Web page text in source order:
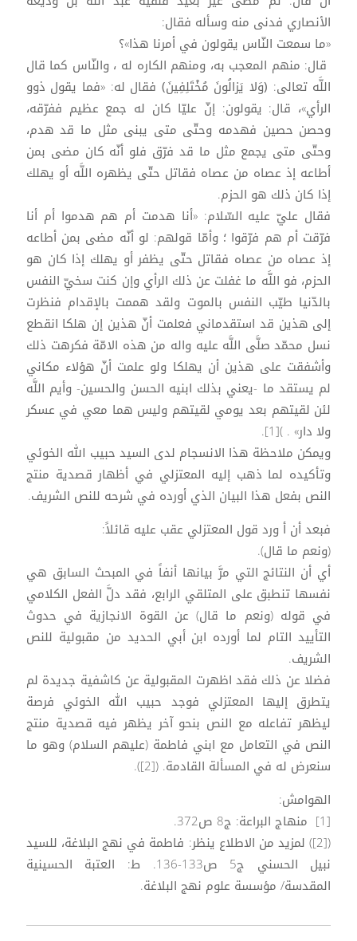
الأنصاري فدنى منه وسأله فقال:
«ما سمعت النّاس يقولون في أمرنا هذا»؟
قال: منهم المعجب به، ومنهم الكاره له ، والنّاس كما قال
اللَّه تعالى: ﴿وَلا يَزالُونَ مُخْتَلِفِينَ﴾ فقال له: «فما يقول ذوو
الرأي»، قال: يقولون: إنّ عليّا كان له جمع عظيم ففرّقه،
وحصن حصين فهدمه وحتّى متى يبنى مثل ما قد هدم،
وحتّى متى يجمع مثل ما قد فرّق فلو أنّه كان مضى بمن
أطاعه إذ عصاه من عصاه فقاتل حتّى يظهره اللَّه أو يهلك
إذا كان ذلك هو الحزم.
فقال عليّ عليه السّلام: «أنا هدمت أم هم هدموا أم أنا
فرّقت أم هم فرّقوا ؛ وأمّا قولهم: لو أنّه مضى بمن أطاعه
إذ عصاه من عصاه فقاتل حتّى يظفر أو يهلك إذا كان هو
الحزم، فو اللَّه ما غفلت عن ذلك الرأي وإن كنت سخيّ النفس
بالدّنيا طيّب النفس بالموت ولقد هممت بالإقدام فنظرت
إلى هذين قد استقدماني فعلمت أنّ هذين إن هلكا انقطع
نسل محمّد صلَّى اللَّه عليه واله من هذه الامّة فكرهت ذلك
وأشفقت على هذين أن يهلكا ولو علمت أنّ هؤلاء مكاني
لم يستقد ما -يعني بذلك ابنيه الحسن والحسين- وأيم اللَّه
لئن لقيتهم بعد يومي لقيتهم وليس هما معي في عسكر
ولا دار» . )[1].
ويمكن ملاحظة هذا الانسجام لدى السيد حبيب الله الخوئي
وتأكيده لما ذهب إليه المعتزلي في أظهار قصدية منتج
النص بفعل هذا البيان الذي أورده في شرحه للنص الشريف.
فبعد أن أ ورد قول المعتزلي عقب عليه قائلاً:
(ونعم ما قال).
أي أن النتائج التي مرَّ بيانها أنفاً في المبحث السابق هي
نفسها تنطبق على المتلقي الرابع، فقد دلَّ الفعل الكلامي
في قوله (ونعم ما قال) عن القوة الانجازية في حدوث
التأييد التام لما أورده ابن أبي الحديد من مقبولية للنص
الشريف.
فضلا عن ذلك فقد اظهرت المقبولية عن كاشفية جديدة لم
يتطرق إليها المعتزلي فوجد حبيب الله الخوئي فرصة
ليظهر تفاعله مع النص بنحو آخر يظهر فيه قصدية منتج
النص في التعامل مع ابني فاطمة (عليهم السلام) وهو ما
سنعرض له في المسألة القادمة. ([2]).
الهوامش:
[1] منهاج البراعة: ج8 ص372.
([2]) لمزيد من الاطلاع ينظر: فاطمة في نهج البلاغة، للسيد
نبيل الحسني ج5 ص133-136. ط: العتبة الحسينية
المقدسة/ مؤسسة علوم نهج البلاغة.